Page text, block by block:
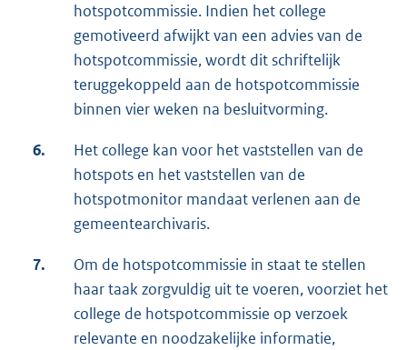
hotspotcommissie. Indien het college
gemotiveerd afwijkt van een advies van de
hotspotcommissie, wordt dit schriftelijk
teruggekoppeld aan de hotspotcommissie
binnen vier weken na besluitvorming.
6.
Het college kan voor het vaststellen van de
hotspots en het vaststellen van de
hotspotmonitor mandaat verlenen aan de
gemeentearchivaris.
7.
Om de hotspotcommissie in staat te stellen
haar taak zorgvuldig uit te voeren, voorziet het
college de hotspotcommissie op verzoek
relevante en noodzakelijke informatie,